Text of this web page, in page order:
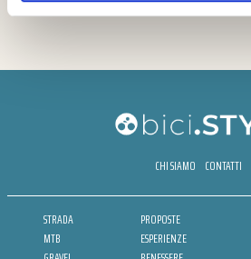
CHI SIAMO CONTATTI
STRADA
MTB
PROPOSTE
ESPERIENZE